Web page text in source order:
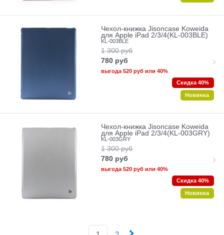
Чехол-книжка Jisoncase Koweida
для Apple iPad 2/3/4(KL-003BLE)
KL-003BLE
1 300 руб
780 руб
выгода 520 рубили 40%
Скидка 40%
Новинка
Чехол-книжка Jisoncase Koweida
для Apple iPad 2/3/4(KL-003GRY)
KL-003GRY
1 300 руб
780 руб
выгода 520 рубили 40%
Скидка 40%
Новинка